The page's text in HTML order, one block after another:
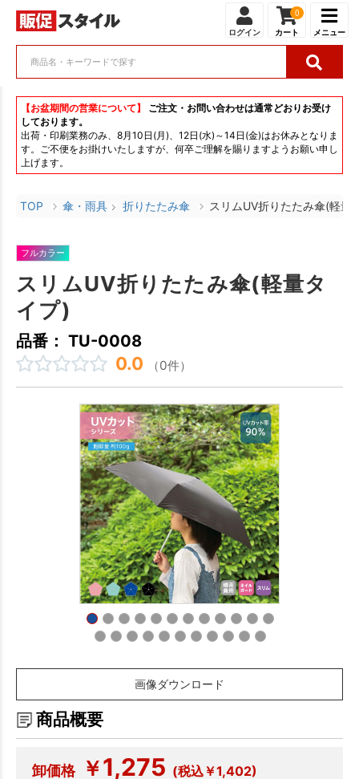
ログイン
0
カート メニュー
【お盆期間の営業について】
ご注文・お問い合わせは通常どおりお受け
しております。
出荷・印刷業務のみ、8月10日(月)、12日(水)～14日(金)はお休みとなりま
す。ご不便をお掛けいたしますが、何卒ご理解を賜りますようお願い申し
上げます。
TOP 傘・雨具 折りたたみ傘 スリムUV折りたたみ傘(軽量
フルカラー
スリムUV折りたたみ傘(軽量タ
イプ)
品番： TU-0008
0.0 （0件）
画像ダウンロード
商品概要
卸価格 ￥1,275 (税込￥1,402)